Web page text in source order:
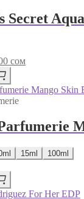
Secret
сом.
сомТекущая
500 сом.
15ml 100ml